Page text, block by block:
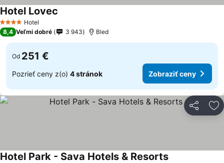
4 Počet hviezdičiek
Hotel
Hotel Lovec
8,4 Veľmi dobré 3 943 Bled
Od 251 €
Pozrieť ceny z(o) 4 stránok Zobraziť ceny
Zdieľať
Hotel Park - Sava Hotels & Resorts